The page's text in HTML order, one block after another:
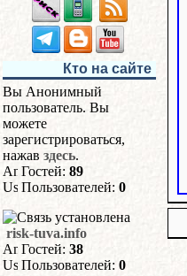
Кто на сайте
Вы Анонимный
пользователь. Вы
можете
зарегистрироваться,
нажав здесь.
Гостей: 89
Пользователей: 0
risk-tuva.info
Гостей: 38
Пользователей: 0